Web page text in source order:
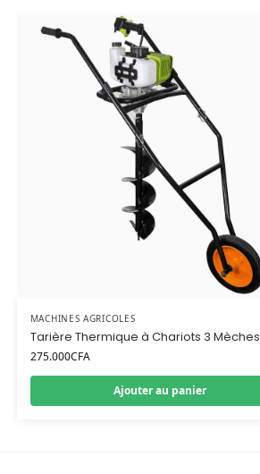
MACHINES AGRICOLES
Tarière Thermique à Chariots 3 Mèches
275.000CFA
Ajouter au panier